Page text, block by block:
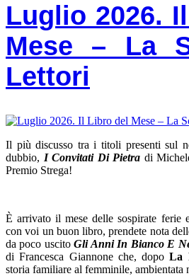
Luglio 2026.
Mese – La
Lettori
Il più discusso tra i titoli presenti sul
dubbio, I Convitati Di Pietra di
Premio Strega!
È arrivato il mese delle sospirate ferie
con voi un buon libro, prendete nota
da poco uscitoGli Anni In Bianco E
di Francesca Giannone che, dopoLa
storia familiare al femminile, ambientata